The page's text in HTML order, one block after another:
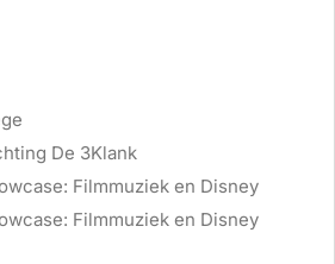
De 3Klank
Filmmuziek en Disney
Filmmuziek en Disney